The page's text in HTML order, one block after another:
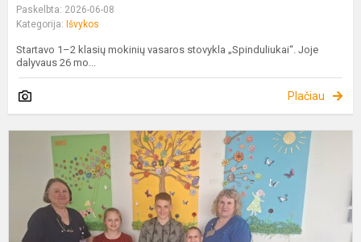
Paskelbta: 2026-06-08
Kategorija: Išvykos
Startavo 1–2 klasių mokinių vasaros stovykla „Spinduliukai“. Joje
dalyvaus 26 mo...
Plačiau